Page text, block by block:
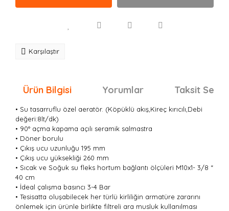
Karşılaştır
Ürün Bilgisi Yorumlar Taksit
• Su tasarruflu özel aeratör. (Köpüklü akış,Kireç kırıcılı,Debi
değeri:8lt/dk)
• 90° açma kapama açılı seramik salmastra
• Döner borulu
• Çıkış ucu uzunluğu 195 mm
• Çıkış ucu yüksekliği 260 mm
• Sıcak ve Soğuk su fleks hortum bağlantı ölçüleri M10x1- 3/8 “
40 cm
• İdeal çalışma basıncı 3-4 Bar
• Tesisatta oluşabilecek her türlü kirliliğin armatüre zararını
önlemek için ürünle birlikte filtreli ara musluk kullanılması